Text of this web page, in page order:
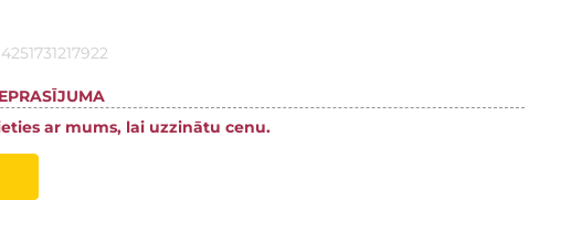
ar mums, lai uzzinātu cenu.